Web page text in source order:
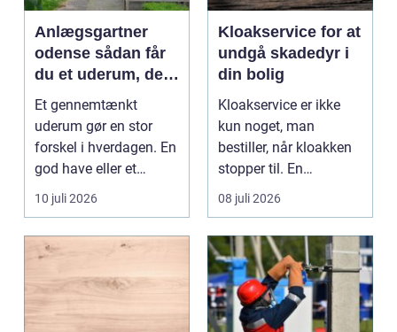
Anlægsgartner
odense sådan får
du et uderum, der
holder i mange år
Et gennemtænkt
uderum gør en stor
forskel i hverdagen. En
god have eller et
velplejet fællesareal
gi...
10 juli 2026
Kloakservice for at
undgå skadedyr i
din bolig
Kloakservice er ikke
kun noget, man
bestiller, når kloakken
stopper til. En
systematisk gennem...
08 juli 2026